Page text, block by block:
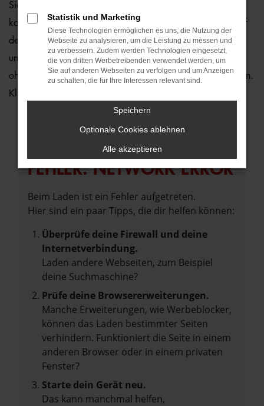
Sie bei uns vor Ort einsteigen oder übernehmen die
komplette Beratung auf digitalem Weg. Der Vorteil liegt auf
der Hand, denn so erhalten Sie Ihren VW Sharan frei Haus
und erfreuen sich an der direkten Lieferung nach Hamburg
ohne für den Autokauf Ihre eigenen vier Wände zu verlassen.
Klingt gut? Dann kontaktieren Sie uns noch heute.
FEHLER: NETWORK ERROR
Beim Laden ist ein Fehler aufgetreten.
Hier sind ein paar Tipps, die dir helfen können:
Überprüfe deine Firewall und deine
Internetverbindung.
Laden andere Webseiten, zum Beispiel
deine Suchmaschine?
Prüfe deine Browsererweiterungen.
Manche Erweiterungen, wie Werbeblocker,
können das Laden bestimmter Seiten
verhindern. Funktioniert die Seite in einem
anderen Browser oder in einem privaten
Fenster?
Starte dein Gerät neu.
Das kann manchmal helfen,
Statistik und Marketing
Diese Technologien ermöglichen es uns, die Nutzung der
Webseite zu analysieren, um die Leistung zu messen und
zu verbessern. Zudem werden Technologien eingesetzt,
die von dritten Werbetreibenden verwendet werden, um
Sie auf anderen Webseiten zu verfolgen und um Anzeigen
zu schalten, die für Ihre Interessen relevant sind.
Speichern
Optionale Cookies ablehnen
Alle akzeptieren